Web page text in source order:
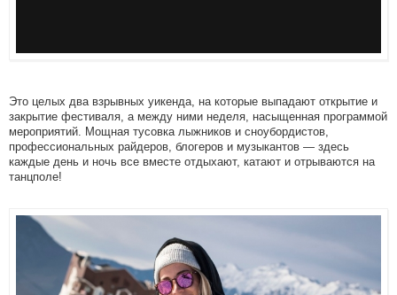
Это целых два взрывных уикенда, на которые выпадают открытие и
закрытие фестиваля, а между ними неделя, насыщенная программой
мероприятий. Мощная тусовка лыжников и сноубордистов,
профессиональных райдеров, блогеров и музыкантов — здесь
каждые день и ночь все вместе отдыхают, катают и отрываются на
танцполе!